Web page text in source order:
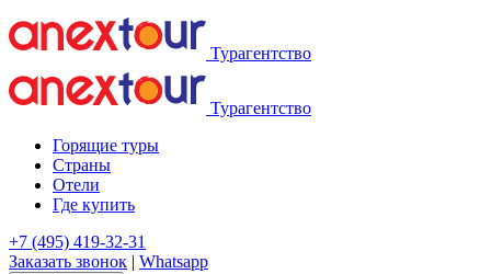
Турагентство
Турагентство
Горящие туры
Страны
Отели
Где купить
+7 (495) 419-32-31
Заказать звонок | Whatsapp